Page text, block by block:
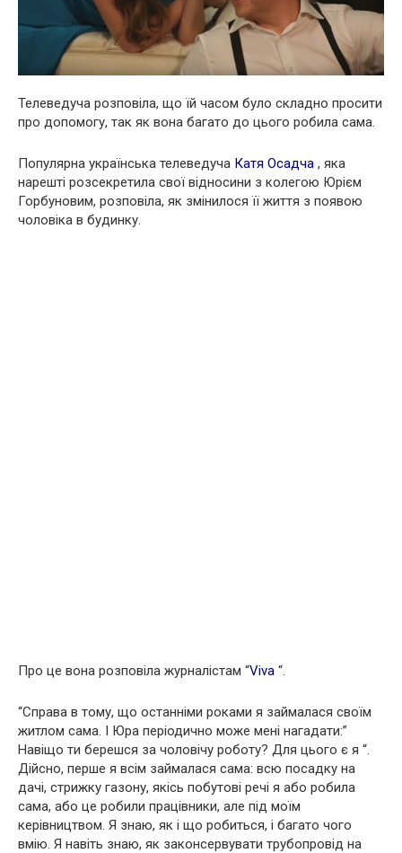
Телеведуча розповіла, що їй часом було складно просити
про допомогу, так як вона багато до цього робила сама.
Популярна українська телеведуча Катя Осадча , яка
нарешті розсекретила свої відносини з колегою Юрієм
Горбуновим, розповіла, як змінилося її життя з появою
чоловіка в будинку.
Про це вона розповіла журналістам “Viva “.
“Справа в тому, що останніми роками я займалася своїм
житлом сама. І Юра періодично може мені нагадати:”
Навіщо ти берешся за чоловічу роботу? Для цього є я “.
Дійсно, перше я всім займалася сама: всю посадку на
дачі, стрижку газону, якісь побутові речі я або робила
сама, або це робили працівники, але під моїм
керівництвом. Я знаю, як і що робиться, і багато чого
вмію. Я навіть знаю, як законсервувати трубопровід на